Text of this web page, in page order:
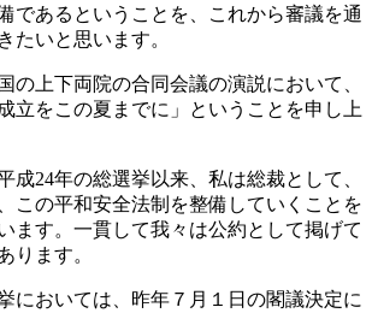
であるということを、これから審議を通
たいと思います。
上下両院の合同会議の演説において、
立をこの夏までに」ということを申し上
24年の総選挙以来、私は総裁として、
この平和安全法制を整備していくことを
ます。一貫して我々は公約として掲げて
ります。
においては、昨年７月１日の閣議決定に